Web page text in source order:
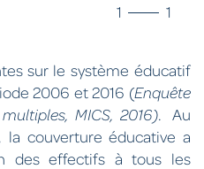
1 1
sur le système éducatif
2006 et 2016 (Enquête
MICS, 2016). Au
couverture éducative a
des effectifs à tous les